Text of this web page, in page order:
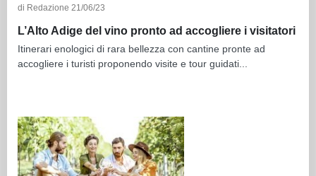
di Redazione 21/06/23
L’Alto Adige del vino pronto ad accogliere i visitatori
Itinerari enologici di rara bellezza con cantine pronte ad
accogliere i turisti proponendo visite e tour guidati...